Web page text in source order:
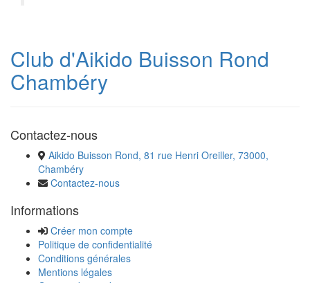
Club d'Aikido Buisson Rond
Chambéry
Contactez-nous
Aikido Buisson Rond, 81 rue Henri Oreiller, 73000,
Chambéry
Contactez-nous
Informations
Créer mon compte
Politique de confidentialité
Conditions générales
Mentions légales